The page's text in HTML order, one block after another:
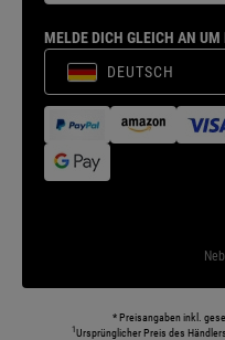
MELDE DICH GLEICH AN UM
DEUTSCH
* Preisangaben inkl.
1Ursprünglicher Preis des Händlers,